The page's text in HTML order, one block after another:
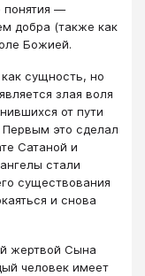
понятия ―
добра (также как
Божией.
сущность, но
злая воля
от пути
Первым это сделал
Сатаной и
стали
существования
и снова
жертвой Сына
человек имеет